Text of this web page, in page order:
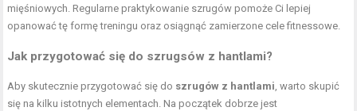
mięśniowych. Regularne praktykowanie szrugów pomoże Ci lepiej
opanować tę formę treningu oraz osiągnąć zamierzone cele fitnessowe.
Jak przygotować się do szrugsów z hantlami?
Aby skutecznie przygotować się do szrugów z hantlami, warto skupić
się na kilku istotnych elementach. Na początek dobrze jest